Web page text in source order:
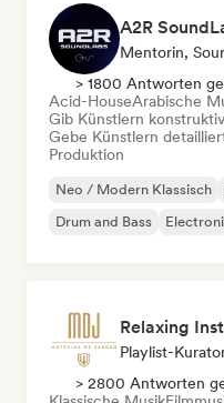
A2R
Mentorin,
> 1800 Antworten
Acid-HouseArabische
Gib Künstlern
Gebe Künstlern
Produktion
Neo / Modern Klassisch
Drum and Bass
Playlist-
> 2800 Antworten